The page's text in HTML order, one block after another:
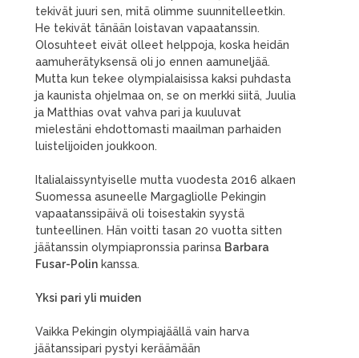
tekivät juuri sen, mitä olimme suunnitelleetkin.
He tekivät tänään loistavan vapaatanssin.
Olosuhteet eivät olleet helppoja, koska heidän
aamuherätyksensä oli jo ennen aamuneljää.
Mutta kun tekee olympialaisissa kaksi puhdasta
ja kaunista ohjelmaa on, se on merkki siitä, Juulia
ja Matthias ovat vahva pari ja kuuluvat
mielestäni ehdottomasti maailman parhaiden
luistelijoiden joukkoon.
Italialaissyntyiselle mutta vuodesta 2016 alkaen
Suomessa asuneelle Margagliolle Pekingin
vapaatanssipäivä oli toisestakin syystä
tunteellinen. Hän voitti tasan 20 vuotta sitten
jäätanssin olympiapronssia parinsa Barbara
Fusar-Polin kanssa.
Yksi pari yli muiden
Vaikka Pekingin olympiajäällä vain harva
jäätanssipari pystyi keräämään